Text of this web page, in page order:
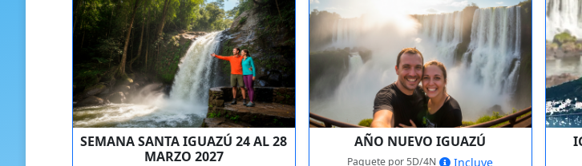
SEMANA SANTA IGUAZÚ 24 AL 28
MARZO 2027
AÑO NUEVO IGUAZÚ
Paquete por 5D/4N Incluye